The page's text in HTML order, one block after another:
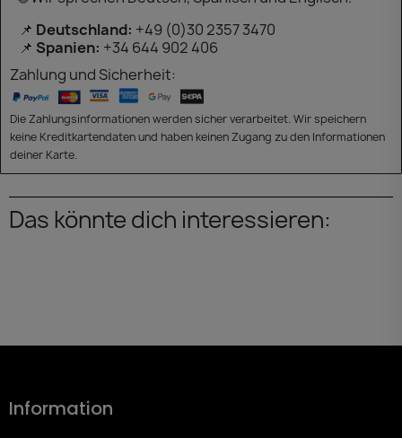
📌 Deutschland: +49 (0)30 2357 3470
📌 Spanien: +34 644 902 406
Zahlung und Sicherheit:
Die Zahlungsinformationen werden sicher verarbeitet. Wir speichern
keine Kreditkartendaten und haben keinen Zugang zu den Informationen
deiner Karte.
Das könnte dich interessieren:
Information